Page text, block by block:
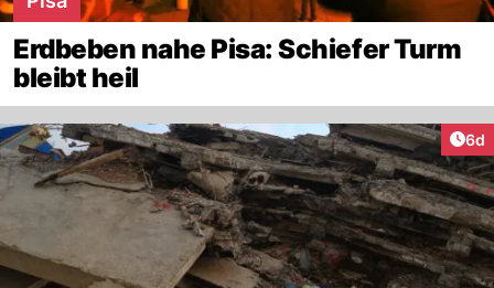
Erdbeben nahe Pisa: Schiefer Turm
bleibt heil
6d